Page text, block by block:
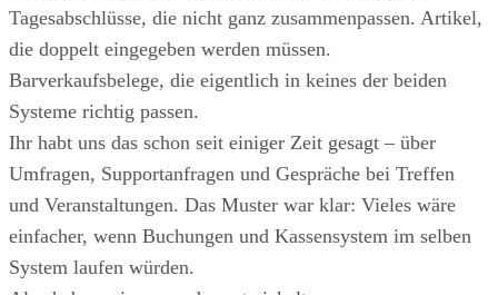
Tagesabschlüsse, die nicht ganz zusammenpassen. Artikel,
die doppelt eingegeben werden müssen.
Barverkaufsbelege, die eigentlich in keines der beiden
Systeme richtig passen.
Ihr habt uns das schon seit einiger Zeit gesagt – über
Umfragen, Supportanfragen und Gespräche bei Treffen
und Veranstaltungen. Das Muster war klar: Vieles wäre
einfacher, wenn Buchungen und Kassensystem im selben
System laufen würden.